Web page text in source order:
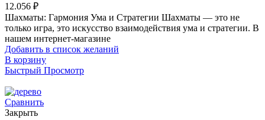
12.056 ₽
Шахматы: Гармония Ума и Стратегии Шахматы — это не
только игра, это искусство взаимодействия ума и стратегии. В
нашем интернет-магазине
Добавить в список желаний
В корзину
Быстрый Просмотр
Сравнить
Закрыть